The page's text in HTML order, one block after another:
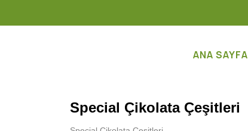
Special Çikolata Çeşitleri
ANA SAYFA